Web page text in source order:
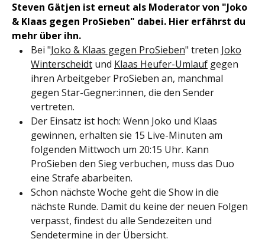
Steven Gätjen ist erneut als Moderator von "Joko
& Klaas gegen ProSieben" dabei. Hier erfährst du
mehr über ihn.
Bei "Joko & Klaas gegen ProSieben" treten Joko
Winterscheidt und Klaas Heufer-Umlauf gegen
ihren Arbeitgeber ProSieben an, manchmal
gegen Star-Gegner:innen, die den Sender
vertreten.
Der Einsatz ist hoch: Wenn Joko und Klaas
gewinnen, erhalten sie 15 Live-Minuten am
folgenden Mittwoch um 20:15 Uhr. Kann
ProSieben den Sieg verbuchen, muss das Duo
eine Strafe abarbeiten.
Schon nächste Woche geht die Show in die
nächste Runde. Damit du keine der neuen Folgen
verpasst, findest du alle Sendezeiten und
Sendetermine in der Übersicht.